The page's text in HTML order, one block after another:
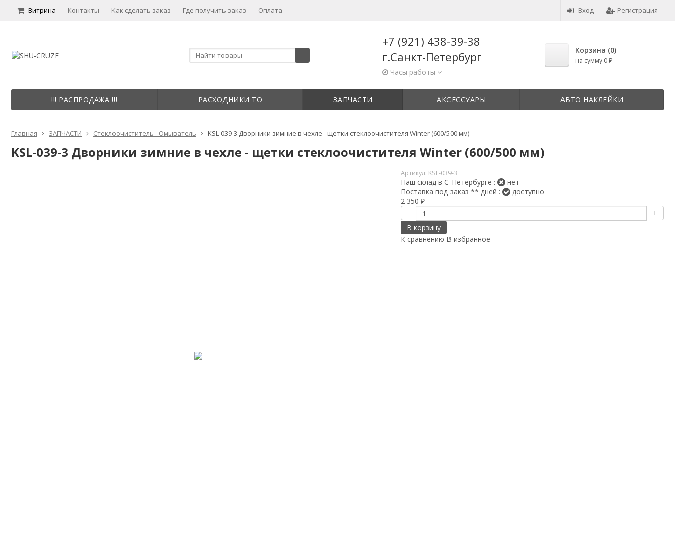
Вход Регистрация
Витрина Контакты Как сделать заказ Где получить заказ Оплата
+7 (921) 438-39-38
г.Санкт-Петербург
Часы работы
Корзина (0)
на сумму 0 ₽
!!! РАСПРОДАЖА !!! РАСХОДНИКИ ТО ЗАПЧАСТИ АКСЕССУАРЫ АВТО НАКЛЕЙКИ
Главная ЗАПЧАСТИ Стеклоочиститель - Омыватель KSL-039-3 Дворники зимние в чехле - щетки стеклоочистителя Winter (600/500 мм)
KSL-039-3 Дворники зимние в чехле - щетки стеклоочистителя Winter (600/500 мм)
Артикул: KSL-039-3
Наш склад в С-Петербурге :
нет
Поставка под заказ ** дней :
доступно
2 350 ₽
-
+
В корзину
К сравнению В избранное